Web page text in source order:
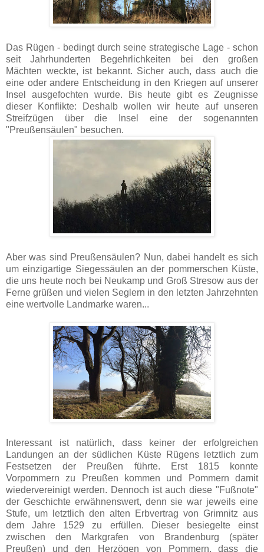
Das Rügen - bedingt durch seine strategische Lage - schon
seit Jahrhunderten Begehrlichkeiten bei den großen
Mächten weckte, ist bekannt. Sicher auch, dass auch die
eine oder andere Entscheidung in den Kriegen auf unserer
Insel ausgefochten wurde. Bis heute gibt es Zeugnisse
dieser Konflikte: Deshalb wollen wir heute auf unseren
Streifzügen über die Insel eine der sogenannten
"Preußensäulen" besuchen.
Aber was sind Preußensäulen? Nun, dabei handelt es sich
um einzigartige Siegessäulen an der pommerschen Küste,
die uns heute noch bei Neukamp und Groß Stresow aus der
Ferne grüßen und vielen Seglern in den letzten Jahrzehnten
eine wertvolle Landmarke waren...
Interessant ist natürlich, dass keiner der erfolgreichen
Landungen an der südlichen Küste Rügens letztlich zum
Festsetzen der Preußen führte. Erst 1815 konnte
Vorpommern zu Preußen kommen und Pommern damit
wiedervereinigt werden. Dennoch ist auch diese "Fußnote"
der Geschichte erwähnenswert, denn sie war jeweils eine
Stufe, um letztlich den alten Erbvertrag von Grimnitz aus
dem Jahre 1529 zu erfüllen. Dieser besiegelte einst
zwischen den Markgrafen von Brandenburg (später
Preußen) und den Herzögen von Pommern, dass die